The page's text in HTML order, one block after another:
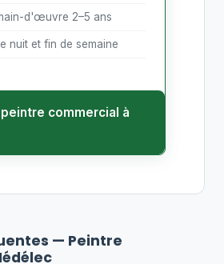
d'œuvre 2–5 ans
nuit et fin de semaine
commercial à
— Peintre